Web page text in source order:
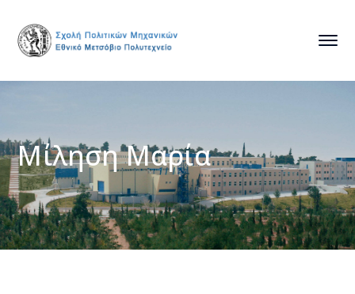
Μίληση Μαρία